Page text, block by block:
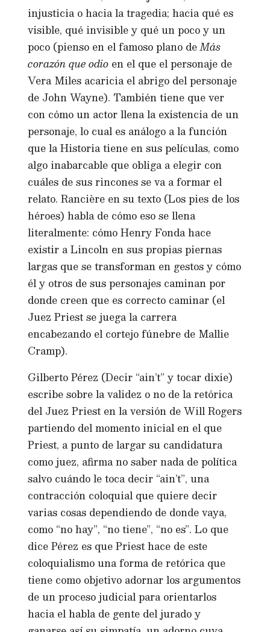
injusticia o hacia la tragedia; hacia qué es
visible, qué invisible y qué un poco y un
poco (pienso en el famoso plano deMás
corazón que odio en el que el personaje de
Vera Miles acaricia el abrigo del personaje
de John Wayne). También tiene que ver
con cómo un actor llena la existencia de un
personaje, lo cual es análogo a la función
que la Historia tiene en sus películas, como
algo inabarcable que obliga a elegir con
cuáles de sus rincones se va a formar el
relato. Rancière en su texto (Los pies de los
héroes) habla de cómo eso se llena
literalmente: cómo Henry Fonda hace
existir a Lincoln en sus propias piernas
largas que se transforman en gestos y cómo
él y otros de sus personajes caminan por
donde creen que es correcto caminar (el
Juez Priest se juega la carrera
encabezando el cortejo fúnebre de Mallie
Cramp).
Gilberto Pérez (Decir “ain’t” y tocar dixie)
escribe sobre la validez o no de la retórica
del Juez Priest en la versión de Will Rogers
partiendo del momento inicial en el que
Priest, a punto de largar su candidatura
como juez, afirma no saber nada de política
salvo cuándo le toca decir “ain’t”, una
contracción coloquial que quiere decir
varias cosas dependiendo de donde vaya,
como “no hay”, “no tiene”, “no es”. Lo que
dice Pérez es que Priest hace de este
coloquialismo una forma de retórica que
tiene como objetivo adornar los argumentos
de un proceso judicial para orientarlos
hacia el habla de gente del jurado y